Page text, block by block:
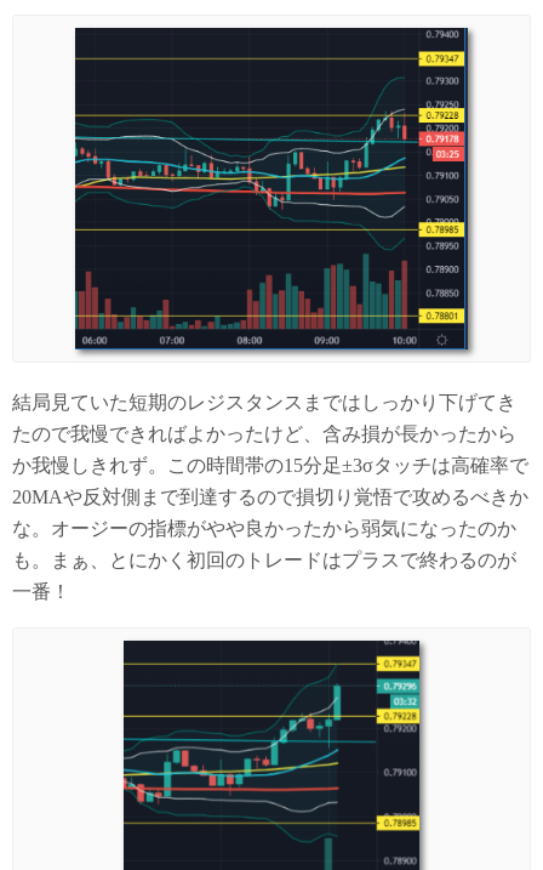
結局見ていた短期のレジスタンスまではしっかり下げてき
たので我慢できればよかったけど、含み損が長かったから
か我慢しきれず。この時間帯の15分足±3σタッチは高確率で
20MAや反対側まで到達するので損切り覚悟で攻めるべきか
な。オージーの指標がやや良かったから弱気になったのか
も。まぁ、とにかく初回のトレードはプラスで終わるのが
一番！